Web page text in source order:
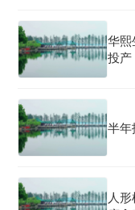
华熙
投产
半年
人